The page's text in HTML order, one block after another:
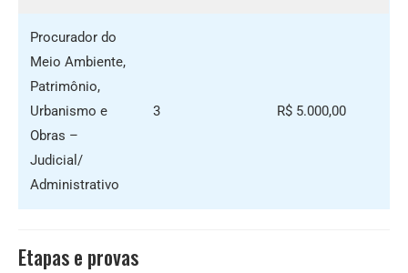
Procurador do
Meio Ambiente,
Patrimônio,
Urbanismo e
Obras –
Judicial/
Administrativo
3 R$ 5.000,00
Etapas e provas